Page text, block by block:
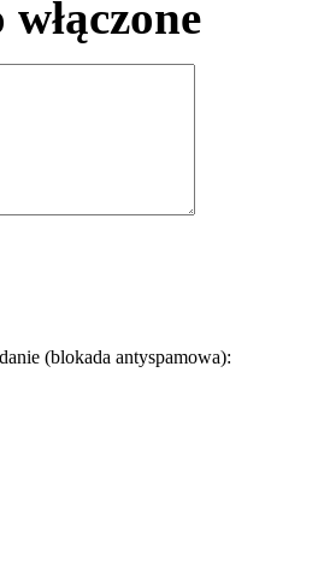
włączone
(blokada antyspamowa):